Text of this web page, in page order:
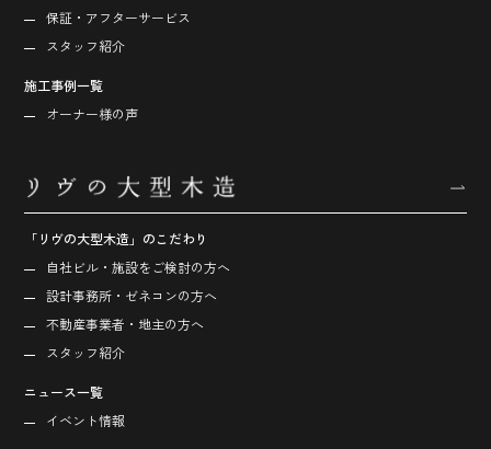
保証・アフターサービス
スタッフ紹介
施工事例一覧
オーナー様の声
「リヴの大型木造」のこだわり
自社ビル・施設をご検討の方へ
設計事務所・ゼネコンの方へ
不動産事業者・地主の方へ
スタッフ紹介
ニュース一覧
イベント情報